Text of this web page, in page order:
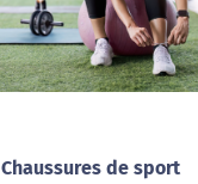
Chaussures de sport